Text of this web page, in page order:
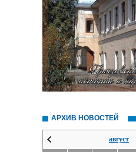
АРХИВ НОВОСТЕЙ
август